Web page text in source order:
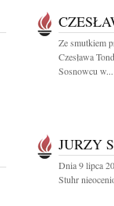
Ze smutkiem
Czesława
Sosnowcu w...
JURZY
Dnia 9 lipca
Stuhr